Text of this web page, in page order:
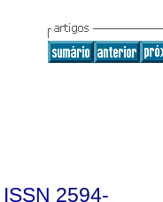
ISSN 2594-